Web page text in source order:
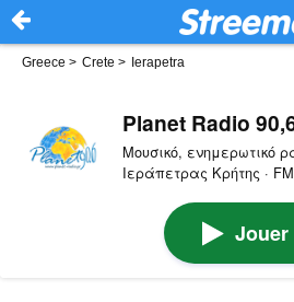
Greece > Crete > Ierapetra
Planet Radio
Μουσικό, ενημερωτικό
Ιεράπετρας Κρήτης ·
Jouer